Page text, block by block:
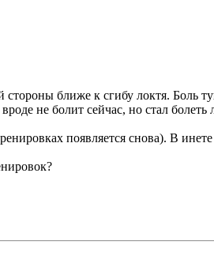
стороны ближе к сгибу локтя. Боль
не болит сейчас, но стал
появляется снова). В